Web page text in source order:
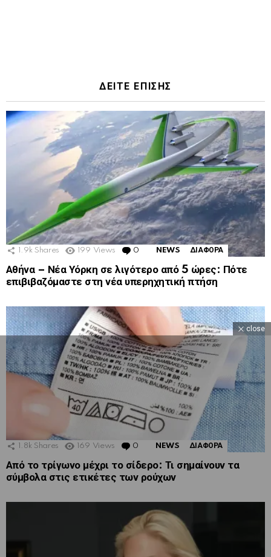
ΔΕΙΤΕ ΕΠΙΣΗΣ
1.9k Shares 199 Views 0 Comments
NEWS ΔΙΑΦΟΡΑ
Αθήνα – Νέα Υόρκη σε λιγότερο από 5 ώρες: Πότε
επιβιβαζόμαστε στη νέα υπερηχητική πτήση
1.8k Shares 169 Views 0 Comments
NEWS ΔΙΑΦΟΡΑ
Από το τρίγωνο μέχρι το σίδερο: Τι σημαίνουν τα
σύμβολα στις ετικέτες των ρούχων
close